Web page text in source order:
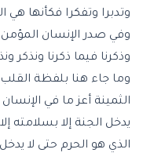
وتدبرا وتفكرا فكأنها
وفي صدر الإنسان
وذكرنا فيما ذكرنا ونذكر
وما جاء هنا بلفظة
الثمينة أعز ما في
يدخل الجنة إلا بسلامته
الذي هو الحرم حتى لا